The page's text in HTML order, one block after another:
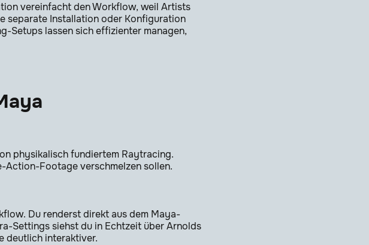
vereinfacht den Workflow, weil Artists
separate Installation oder Konfiguration
Setups lassen sich effizienter managen,
physikalisch fundiertem Raytracing.
Action-Footage verschmelzen sollen.
Du renderst direkt aus dem Maya-
Settings siehst du in Echtzeit über Arnolds
deutlich interaktiver.